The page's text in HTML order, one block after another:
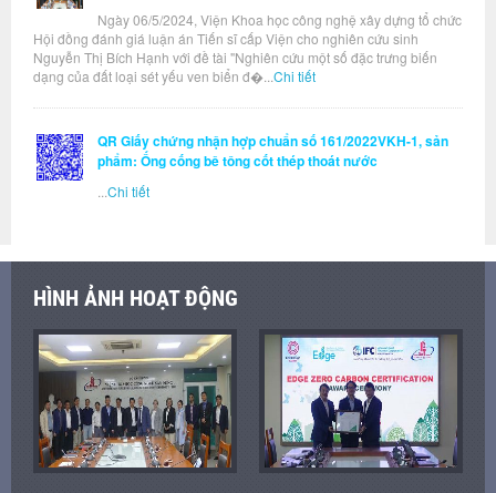
Ngày 06/5/2024, Viện Khoa học công nghệ xây dựng tổ chức
Hội đồng đánh giá luận án Tiến sĩ cấp Viện cho nghiên cứu sinh
Nguyễn Thị Bích Hạnh với đề tài "Nghiên cứu một số đặc trưng biến
dạng của đất loại sét yếu ven biển đ�... Chi tiết
QR Giấy chứng nhận hợp chuẩn số 161/2022VKH-1, sản
phẩm: Ống cống bê tông cốt thép thoát nước
Chi tiết
HÌNH ẢNH HOẠT ĐỘNG